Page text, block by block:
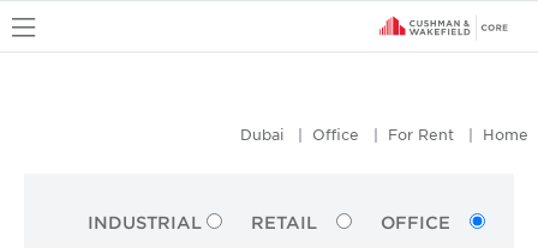
Home
For Rent
Office
Dubai
OFFICE
RETAIL
INDUSTRIAL